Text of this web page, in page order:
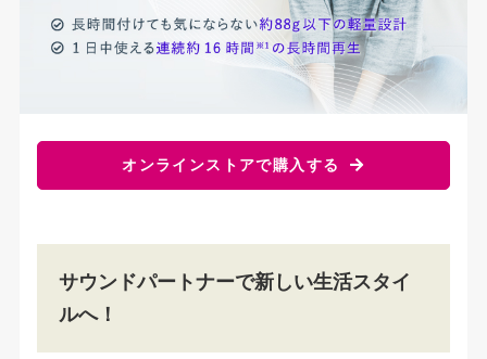
オンラインストアで購入する
サウンドパートナーで新しい生活スタイ
ルへ！